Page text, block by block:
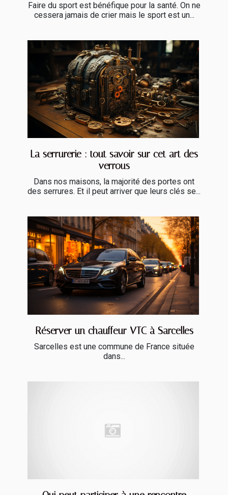
Faire du sport est bénéfique pour la santé. On ne
cessera jamais de crier mais le sport est un...
La serrurerie : tout savoir sur cet art des
verrous
Dans nos maisons, la majorité des portes ont
des serrures. Et il peut arriver que leurs clés se...
Réserver un chauffeur VTC à Sarcelles
Sarcelles est une commune de France située
dans...